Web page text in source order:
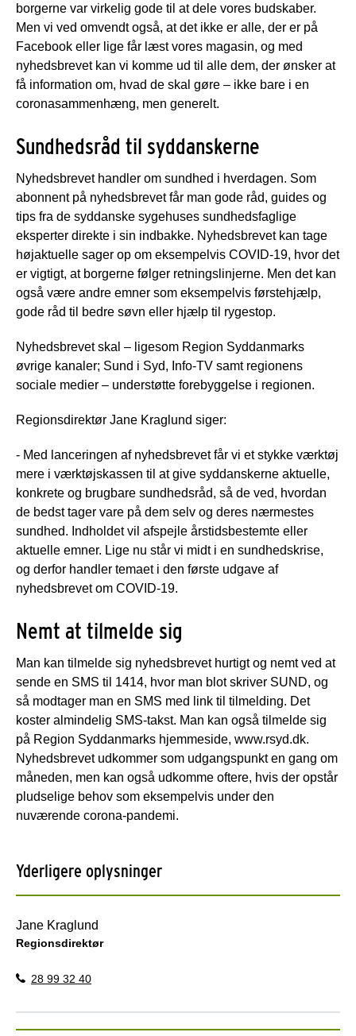
borgerne var virkelig gode til at dele vores budskaber.
Men vi ved omvendt også, at det ikke er alle, der er på
Facebook eller lige får læst vores magasin, og med
nyhedsbrevet kan vi komme ud til alle dem, der ønsker at
få information om, hvad de skal gøre – ikke bare i en
coronasammenhæng, men generelt.
Sundhedsråd til syddanskerne
Nyhedsbrevet handler om sundhed i hverdagen. Som
abonnent på nyhedsbrevet får man gode råd, guides og
tips fra de syddanske sygehuses sundhedsfaglige
eksperter direkte i sin indbakke. Nyhedsbrevet kan tage
højaktuelle sager op om eksempelvis COVID-19, hvor det
er vigtigt, at borgerne følger retningslinjerne. Men det kan
også være andre emner som eksempelvis førstehjælp,
gode råd til bedre søvn eller hjælp til rygestop.
Nyhedsbrevet skal – ligesom Region Syddanmarks
øvrige kanaler; Sund i Syd, Info-TV samt regionens
sociale medier – understøtte forebyggelse i regionen.
Regionsdirektør Jane Kraglund siger:
- Med lanceringen af nyhedsbrevet får vi et stykke værktøj
mere i værktøjskassen til at give syddanskerne aktuelle,
konkrete og brugbare sundhedsråd, så de ved, hvordan
de bedst tager vare på dem selv og deres nærmestes
sundhed. Indholdet vil afspejle årstidsbestemte eller
aktuelle emner. Lige nu står vi midt i en sundhedskrise,
og derfor handler temaet i den første udgave af
nyhedsbrevet om COVID-19.
Nemt at tilmelde sig
Man kan tilmelde sig nyhedsbrevet hurtigt og nemt ved at
sende en SMS til 1414, hvor man blot skriver SUND, og
så modtager man en SMS med link til tilmelding. Det
koster almindelig SMS-takst. Man kan også tilmelde sig
på Region Syddanmarks hjemmeside, www.rsyd.dk.
Nyhedsbrevet udkommer som udgangspunkt en gang om
måneden, men kan også udkomme oftere, hvis der opstår
pludselige behov som eksempelvis under den
nuværende corona-pandemi.
Yderligere oplysninger
Jane Kraglund
Regionsdirektør
28 99 32 40